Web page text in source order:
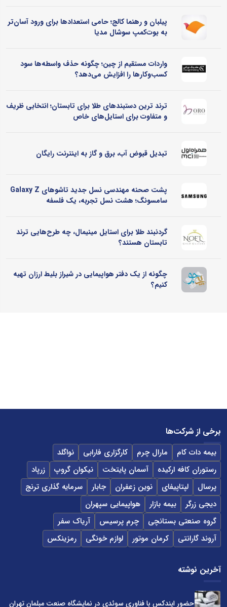
پیلبان و رهنما کالج؛ حامی استعدادها برای ورود آسان‌تر
به بوت‌کمپ سوشال مدیا
واردات مستقیم از چین؛ چگونه حذف واسطه‌ها سود
کسب‌وکارها را افزایش می‌دهد؟
ترند ترین دستبندهای طلا برای تابستان؛ انتخابی ظریف
و متفاوت برای استایل‌های خاص
تبدیل قبوض آب، برق و گاز به اینترنت رایگان
پشت صحنه مهندسی نسل جدید تاشوهای Galaxy Z
سامسونگ؛ هشت نسل تجربه، یک فلسفه
گردنبند طلا برای استایل مینیمال، چه طرح‌هایی ترند
تابستان هستند؟
چگونه از یک دفتر هواپیمایی در شیراز بلیط ارزان تهیه
کنیم؟
برخی از شرکت‌ها
بیمه دات کام مارال چرم کارگزاری فارابی
نواگلد
رستوران کافه ارکیده
آسمان پایتخت نیکوان گروپ
زرپاد
پرسال
لپتاپیفای نوین زعفران جابار
سرمایه گذاری ترنج
دیجی زرگر
بیمه بازار
هواپیمایی سپهران
گروه صنعتی بستانچی
چرم پرسیس
آریاک سفر
آروند گارانتی
کرمان موتور لوازم خونگی رمزینکس
آخرین نوشته
حضور ایندکس با فناوری سوئدی در نمایشگاه صنعت مبلمان تهران